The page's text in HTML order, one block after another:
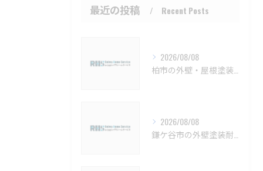
最近の投稿 Recent Posts
2026/08/08
2026/08/08